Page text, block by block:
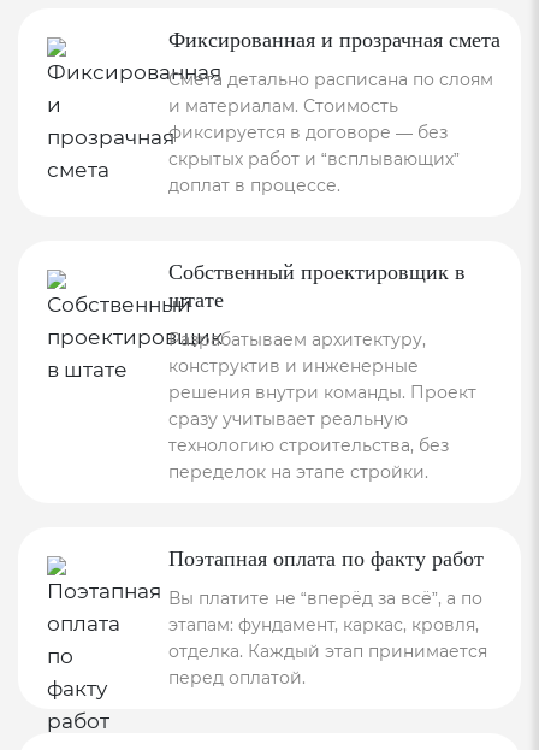
Фиксированная и прозрачная смета
Смета детально расписана по слоям
и материалам. Стоимость
фиксируется в договоре — без
скрытых работ и “всплывающих”
доплат в процессе.
Собственный проектировщик в
штате
Разрабатываем архитектуру,
конструктив и инженерные
решения внутри команды. Проект
сразу учитывает реальную
технологию строительства, без
переделок на этапе стройки.
Поэтапная оплата по факту работ
Вы платите не “вперёд за всё”, а по
этапам: фундамент, каркас, кровля,
отделка. Каждый этап принимается
перед оплатой.